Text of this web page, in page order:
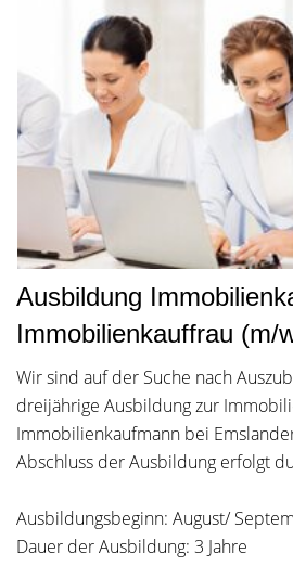
Ausbildung
Immobilienkauffrau (m/
Wir sind auf der Suche nach
dreijährige Ausbildung zur
Immobilienkaufmann bei
Abschluss der Ausbildung erfolgt
Ausbildungsbeginn: August/
Dauer der Ausbildung: 3 Jahre